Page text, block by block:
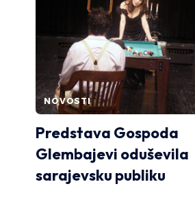
NOVOSTI
Predstava Gospoda
Glembajevi oduševila
sarajevsku publiku